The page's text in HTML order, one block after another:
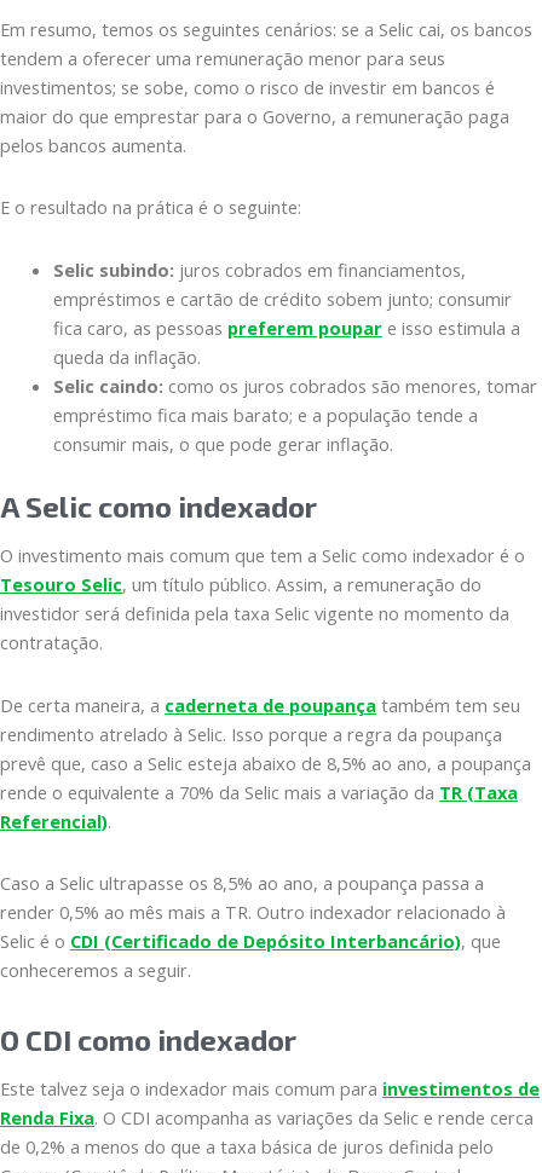
Em resumo, temos os seguintes cenários: se a Selic cai, os bancos
tendem a oferecer uma remuneração menor para seus
investimentos; se sobe, como o risco de investir em bancos é
maior do que emprestar para o Governo, a remuneração paga
pelos bancos aumenta.
E o resultado na prática é o seguinte:
Selic subindo: juros cobrados em financiamentos,
empréstimos e cartão de crédito sobem junto; consumir
fica caro, as pessoas preferem poupare isso estimula a
queda da inflação.
Selic caindo: como os juros cobrados são menores, tomar
empréstimo fica mais barato; e a população tende a
consumir mais, o que pode gerar inflação.
A Selic como indexador
O investimento mais comum que tem a Selic como indexador é o
Tesouro Selic, um título público. Assim, a remuneração do
investidor será definida pela taxa Selic vigente no momento da
contratação.
De certa maneira, a caderneta de poupança também tem seu
rendimento atrelado à Selic. Isso porque a regra da poupança
prevê que, caso a Selic esteja abaixo de 8,5% ao ano, a poupança
rende o equivalente a 70% da Selic mais a variação da TR (Taxa
Referencial).
Caso a Selic ultrapasse os 8,5% ao ano, a poupança passa a
render 0,5% ao mês mais a TR. Outro indexador relacionado à
Selic é o CDI (Certificado de Depósito Interbancário), que
conheceremos a seguir.
O CDI como indexador
Este talvez seja o indexador mais comum para investimentos de
Renda Fixa. O CDI acompanha as variações da Selic e rende cerca
de 0,2% a menos do que a taxa básica de juros definida pelo